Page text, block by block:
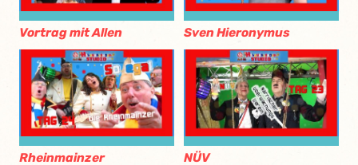
Vortrag mit Allen Sven Hieronymus
Rheinmainzer NÜV